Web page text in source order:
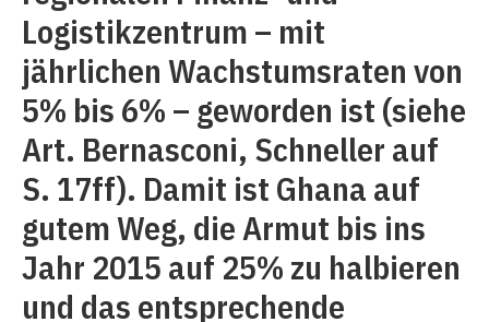
Logistikzentrum – mit
jährlichen Wachstumsraten von
5% bis 6% – geworden ist (siehe
Art. Bernasconi, Schneller auf
S. 17ff). Damit ist Ghana auf
gutem Weg, die Armut bis ins
Jahr 2015 auf 25% zu halbieren
und das entsprechende